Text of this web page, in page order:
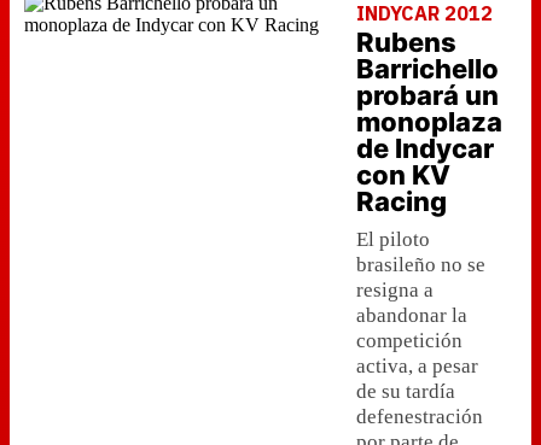
INDYCAR 2012
Rubens
Barrichello
probará un
monoplaza
de Indycar
con KV
Racing
El piloto
brasileño no se
resigna a
abandonar la
competición
activa, a pesar
de su tardía
defenestración